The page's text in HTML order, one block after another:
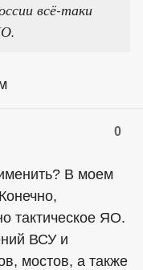
всё-таки
0
В моем
тактическое ЯО.
ВСУ и
мостов, а также